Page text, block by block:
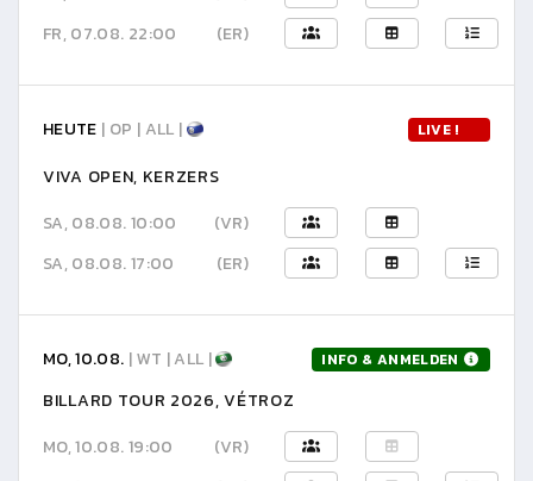
FR, 07.08. 22:00
(ER)
HEUTE | OP | ALL | LIVE !
VIVA OPEN, KERZERS
SA, 08.08. 10:00
(VR)
SA, 08.08. 17:00
(ER)
MO, 10.08. | WT | ALL | INFO & ANMELDEN
BILLARD TOUR 2026, VÉTROZ
MO, 10.08. 19:00
(VR)